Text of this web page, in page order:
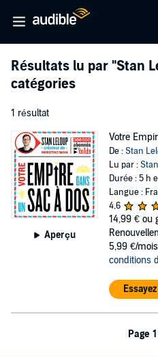
Résultats lu par "Stan
catégories
1 résultat
Aperçu
Votre
De :Stan
Lu par :
Durée : 5 h
Langue :
4,6
14,99 € ou
5,99 €/
conditions
Page